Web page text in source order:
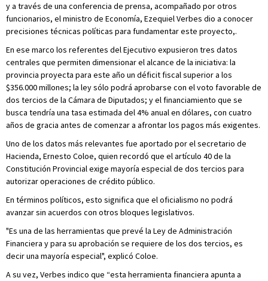
y a través de una conferencia de prensa, acompañado por otros
funcionarios, el ministro de Economía, Ezequiel Verbes dio a conocer
precisiones técnicas políticas para fundamentar este proyecto,.
En ese marco los referentes del Ejecutivo expusieron tres datos
centrales que permiten dimensionar el alcance de la iniciativa: la
provincia proyecta para este año un déficit fiscal superior a los
$356.000 millones; la ley sólo podrá aprobarse con el voto favorable de
dos tercios de la Cámara de Diputados; y el financiamiento que se
busca tendría una tasa estimada del 4% anual en dólares, con cuatro
años de gracia antes de comenzar a afrontar los pagos más exigentes.
Uno de los datos más relevantes fue aportado por el secretario de
Hacienda, Ernesto Coloe, quien recordó que el artículo 40 de la
Constitución Provincial exige mayoría especial de dos tercios para
autorizar operaciones de crédito público.
En términos políticos, esto significa que el oficialismo no podrá
avanzar sin acuerdos con otros bloques legislativos.
"Es una de las herramientas que prevé la Ley de Administración
Financiera y para su aprobación se requiere de los dos tercios, es
decir una mayoría especial", explicó Coloe.
A su vez, Verbes indico que “esta herramienta financiera apunta a